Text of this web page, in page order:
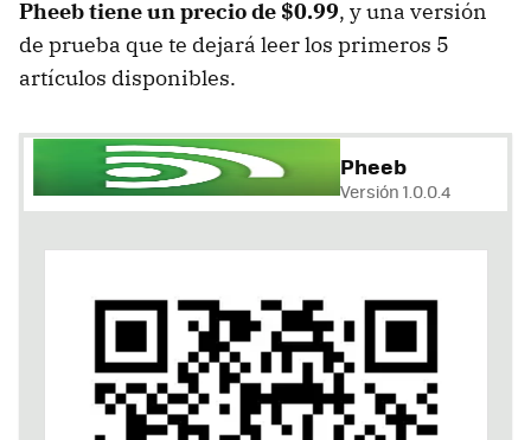
Pheeb tiene un precio de $0.99, y una versión
de prueba que te dejará leer los primeros 5
artículos disponibles.
Pheeb
Versión 1.0.0.4